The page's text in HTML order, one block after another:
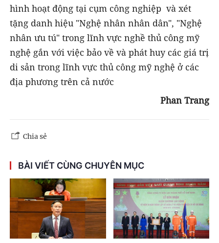
hình hoạt động tại cụm công nghiệp và xét
tặng danh hiệu "Nghệ nhân nhân dân", "Nghệ
nhân ưu tú" trong lĩnh vực nghề thủ công mỹ
nghệ gắn với việc bảo về và phát huy các giá trị
di sản trong lĩnh vực thủ công mỹ nghệ ở các
địa phương trên cả nước
Phan Trang
Chia sẻ
BÀI VIẾT CÙNG CHUYÊN MỤC